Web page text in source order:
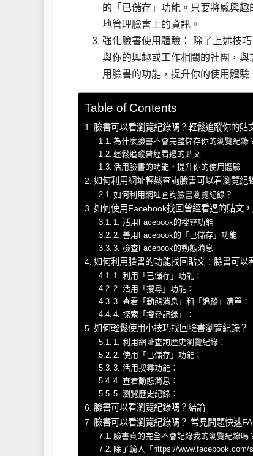
的「已儲存」功能。只要將感興
地管理臉書上的資訊。
強化臉書使用體驗： 除了上述技
與你的興趣或工作相關的社團，
用臉書的功能，提升你的使用體驗
Table of Contents
臉書可以看瀏覽紀錄嗎？輕鬆追蹤你的貼
為什麼臉書不會完整儲存你的瀏覽紀錄
輕鬆追蹤曾經看過的貼文
活用臉書的功能，提升你的使用體驗
如何利用網址輕鬆查詢臉書可以看瀏覽紀
如何利用網址查詢臉書瀏覽紀錄？
如何使用Facebook找回曾經看過的貼文
1. 活用Facebook的搜尋功能
2. 善用Facebook的「已儲存」功能
3. 檢查Facebook的動態消息
如何利用臉書的功能找回貼文：臉書可以
1. 利用「已儲存」功能：
2. 活用「搜尋」功能：
3. 查看「動態消息」和「追蹤」清單：
4. 探索「搜尋記錄」：
如何輕鬆使用小技巧找回臉書瀏覽紀錄？
1. 利用網址查詢歷史瀏覽紀錄：
2. 使用「已儲存」功能：
3. 活用搜尋功能：
4. 查看動態消息：
5. 瀏覽歷史記錄：
臉書可以看瀏覽紀錄嗎？結論
臉書可以看瀏覽紀錄嗎？ 常見問題快速
臉書真的完全不會記錄我的瀏覽紀錄嗎
除了輸入「https://www.facebook.com/